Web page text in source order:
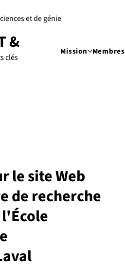
&
Mission Membres
et de génie
le site Web
de recherche